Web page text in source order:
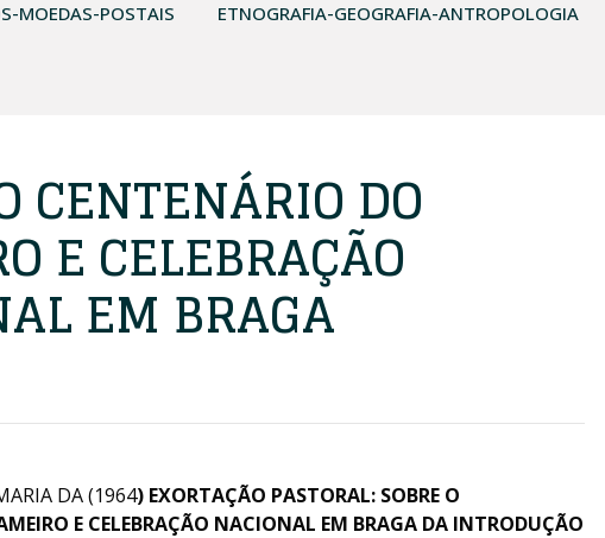
MOEDAS-POSTAIS ETNOGRAFIA-GEOGRAFIA-ANTROPOLOGIA
CENTENÁRIO DO
E CELEBRAÇÃO
EM BRAGA
DA (1964) EXORTAÇÃO PASTORAL: SOBRE O
E CELEBRAÇÃO NACIONAL EM BRAGA DA INTRODUÇÃO